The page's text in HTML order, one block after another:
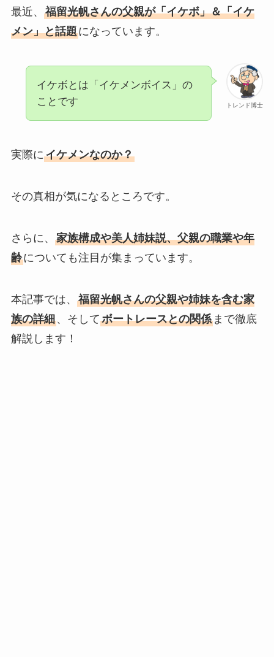
最近、 福留光帆さんの父親が「イケボ」＆「イケ
メン」と話題になっています。
トレンド博士
イケボとは「イケメンボイス」の
ことです
実際にイケメンなのか？
その真相が気になるところです。
さらに、 家族構成や美人姉妹説、父親の職業や年
齢についても注目が集まっています。
本記事では、 福留光帆さんの父親や姉妹を含む家
族の詳細、そしてボートレースとの関係まで徹底
解説します！